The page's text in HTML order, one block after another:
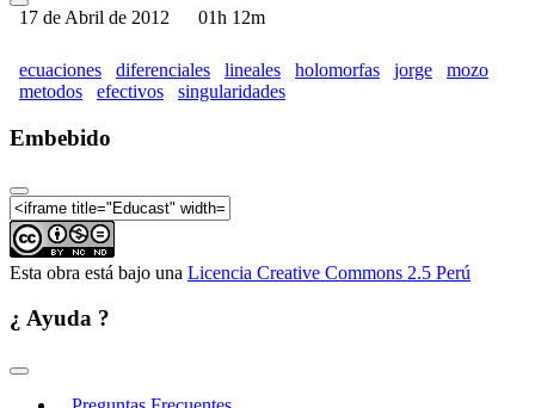
Escuela Doctoral 2012 - Jorge Mozo - 20/04/2012
17 de Abril de 2012 01h 12m
ecuaciones diferenciales lineales holomorfas jorge
mozo
metodos
efectivos singularidades
Embebido
Esta obra está bajo una Licencia Creative Commons 2.5 Perú
¿ Ayuda ?